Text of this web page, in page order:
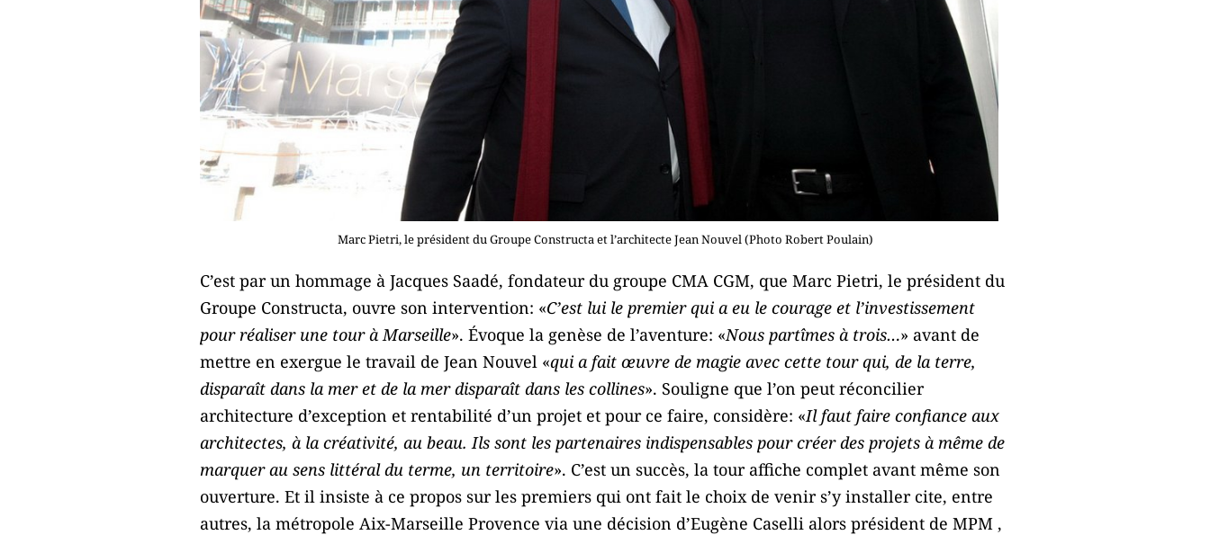
Marc Pietri, le président du Groupe Constructa et l’architecte Jean Nouvel (Photo Robert Poulain)
C’est par un hommage à Jacques Saadé, fondateur du groupe CMA CGM, que Marc Pietri, le président du
Groupe Constructa, ouvre son intervention: «C’est lui le premier qui a eu le courage et l’investissement
pour réaliser une tour à Marseille». Évoque la genèse de l’aventure: «Nous partîmes à trois…» avant de
mettre en exergue le travail de Jean Nouvel «qui a fait œuvre de magie avec cette tour qui, de la terre,
disparaît dans la mer et de la mer disparaît dans les collines». Souligne que l’on peut réconcilier
architecture d’exception et rentabilité d’un projet et pour ce faire, considère: «Il faut faire confiance aux
architectes, à la créativité, au beau. Ils sont les partenaires indispensables pour créer des projets à même de
marquer au sens littéral du terme, un territoire». C’est un succès, la tour affiche complet avant même son
ouverture. Et il insiste à ce propos sur les premiers qui ont fait le choix de venir s’y installer cite, entre
autres, la métropole Aix-Marseille Provence via une décision d’Eugène Caselli alors président de MPM ,